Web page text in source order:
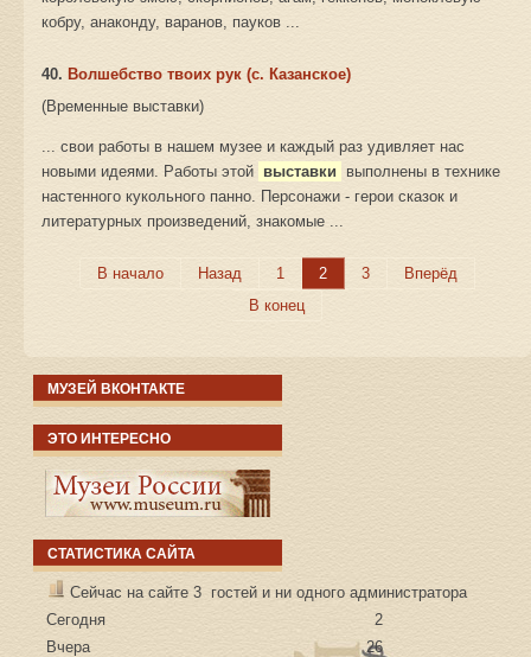
кобру, анаконду, варанов, пауков ...
40. Волшебство твоих рук (с. Казанское)
(Временные выставки)
... свои работы в нашем музее и каждый раз удивляет нас
новыми идеями. Работы этой выставки выполнены в технике
настенного кукольного панно. Персонажи - герои сказок и
литературных произведений, знакомые ...
В начало Назад 1 2 3
Вперёд
В конец
МУЗЕЙ ВКОНТАКТЕ
ЭТО ИНТЕРЕСНО
СТАТИСТИКА САЙТА
Сейчас на сайте 3 гостей и ни одного администратора
Сегодня
2
Вчера
26